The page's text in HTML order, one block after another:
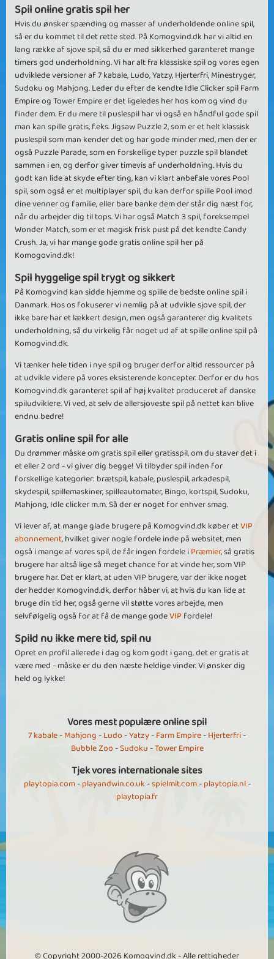
Spil online gratis spil her
Hvis du ønsker spænding og masser af underholdende online spil,
så er du kommet til det rette sted. På Komogvind.dk har vi altid en
lang række af sjove spil, så du er med sikkerhed garanteret mange
timers god underholdning. Vi har alt fra klassiske spil og vores egen
udviklede versioner af 7 kabale, Ludo, Yatzy, Hjerterfri, Minestryger,
Sudoku og Mahjong. Leder du efter de kendte Idle Clicker spil Farm
Empire og Tower Empire er det ligeledes her hos kom og vind du
finder dem. Er du mere til puslespil har vi også en håndful gode spil
man kan spille gratis, f.eks. Jigsaw Puzzle 2, som er et helt klassisk
puslespil som man kender det og har gode minder med, men der er
også Puzzle Parade, som en forskellige typer puzzle spil blandet
sammen i en, og derfor giver timevis af underholdning. Hvis du
godt kan lide at skyde efter ting, kan vi klart anbefale vores Pool
spil, som også er et multiplayer spil, du kan derfor spille Pool imod
dine venner og familie, eller bare banke dem der står dig næst for,
når du arbejder dig til tops. Vi har også Match 3 spil, foreksempel
Wonder Match, som er et magisk frisk pust på det kendte Candy
Crush. Ja, vi har mange gode gratis online spil her på
Komogovind.dk!
Spil hyggelige spil trygt og sikkert
På Komogvind kan sidde hjemme og spille de bedste online spil i
Danmark. Hos os fokuserer vi nemlig på at udvikle sjove spil, der
ikke bare har et lækkert design, men også garanterer dig kvalitets
underholdning, så du virkelig får noget ud af at spille online spil på
Komogvind.dk.
Vi tænker hele tiden i nye spil og bruger derfor altid ressourcer på
at udvikle videre på vores eksisterende koncepter. Derfor er du hos
Komogvind.dk garanteret spil af høj kvalitet produceret af danske
spiludviklere. Vi ved, at selv de allersjoveste spil på nettet kan blive
endnu bedre!
Gratis online spil for alle
Du drømmer måske om gratis spil eller gratisspil, om du staver det i
et eller 2 ord - vi giver dig begge! Vi tilbyder spil inden for
forskellige kategorier: brætspil, kabale, puslespil, arkadespil,
skydespil, spillemaskiner, spilleautomater, Bingo, kortspil, Sudoku,
Mahjong, Idle clicker m.m. Så der er noget for enhver smag.
Vi lever af, at mange glade brugere på Komogvind.dk køber etVIP
abonnement, hvilket giver nogle fordele inde på websitet, men
også i mange af vores spil, de får ingen fordele iPræmier, så gratis
brugere har altså lige så meget chance for at vinde her, som VIP
brugere har. Det er klart, at uden VIP brugere, var der ikke noget
der hedder Komogvind.dk, derfor håber vi, at hvis du kan lide at
bruge din tid her, også gerne vil støtte vores arbejde, men
selvfølgelig også for at få de mange godeVIPfordele!
Spild nu ikke mere tid, spil nu
Opret en profil allerede i dag og kom godt i gang, det er gratis at
være med - måske er du den næste heldige vinder. Vi ønsker dig
held og lykke!
Vores mest populære online spil
7 kabale-Mahjong-Ludo-Yatzy-Farm Empire-Hjerterfri-
Bubble Zoo-Sudoku-Tower Empire
Tjek vores internationale sites
playtopia.com-playandwin.co.uk-spielmit.com-playtopia.nl-
playtopia.fr
© Copyright 2000-2026 Komogvind.dk - Alle rettigheder